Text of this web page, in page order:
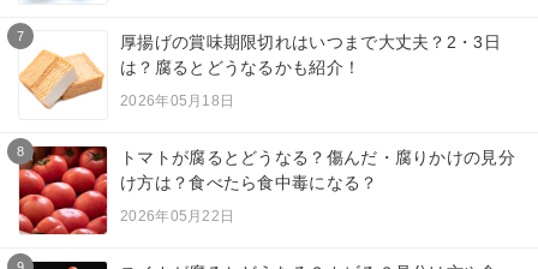
7
厚揚げの賞味期限切れはいつまで大丈夫？2・3日
は？腐るとどうなるかも紹介！
2026年05月18日
8
トマトが腐るとどうなる？傷んだ・腐りかけの見分
け方は？食べたら食中毒になる？
2026年05月22日